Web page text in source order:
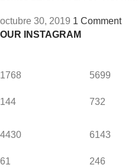
octubre 30, 2019 1 Comment
OUR INSTAGRAM
1768
144
5699
732
4430
61
6143
246